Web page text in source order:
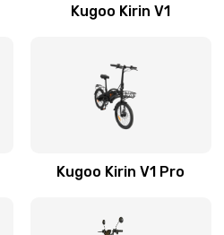
Kugoo Kirin V1
Kugoo Kirin V1 Pro